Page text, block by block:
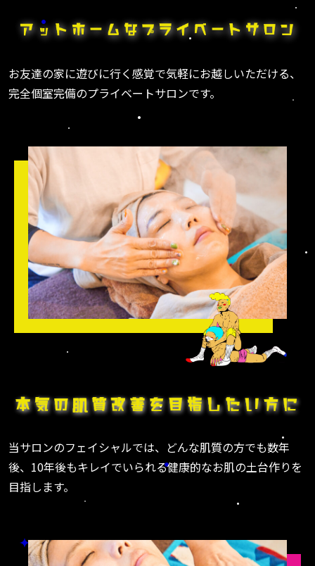
お友達の家に遊びに行く感覚で気軽にお越しいただける、
完全個室完備のプライベートサロンです。
当サロンのフェイシャルでは、どんな肌質の方でも数年
後、10年後もキレイでいられる健康的なお肌の土台作りを
目指します。